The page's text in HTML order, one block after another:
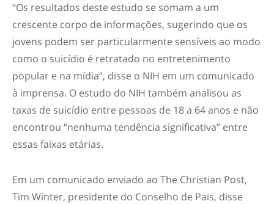
“Os resultados deste estudo se somam a um
crescente corpo de informações, sugerindo que os
jovens podem ser particularmente sensíveis ao modo
como o suicídio é retratado no entretenimento
popular e na mídia”, disse o NIH em um comunicado
à imprensa. O estudo do NIH também analisou as
taxas de suicídio entre pessoas de 18 a 64 anos e não
encontrou “nenhuma tendência significativa” entre
essas faixas etárias.
Em um comunicado enviado ao The Christian Post,
Tim Winter, presidente do Conselho de Pais, disse